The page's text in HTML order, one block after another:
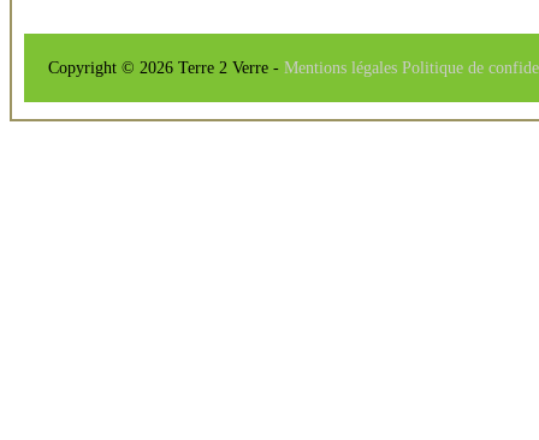
Copyright © 2026 Terre 2 Verre - Mentions légales Politique de